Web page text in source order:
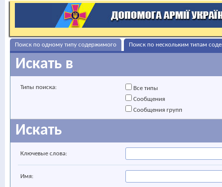
Поиск по одному типу содержимого Поиск по нескольким типам
Искать в
Типы поиска:
Все типы
Сообщения
Сообщения групп
Искать
Ключевые слова:
Имя: